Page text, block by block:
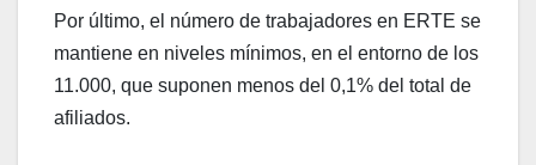
Por último, el número de trabajadores en ERTE se
mantiene en niveles mínimos, en el entorno de los
11.000, que suponen menos del 0,1% del total de
afiliados.